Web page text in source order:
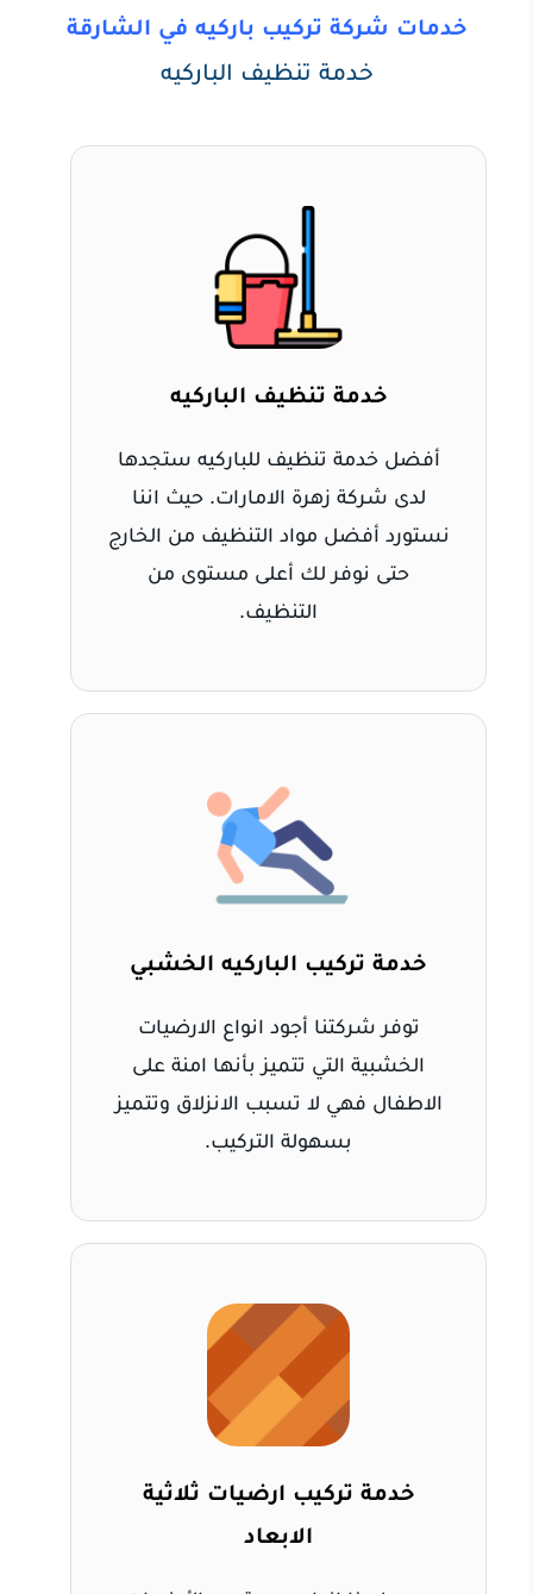
خدمات شركة تركيب باركيه في الشارقة
خدمة تنظيف الباركيه
خدمة تنظيف الباركيه
أفضل خدمة تنظيف للباركيه ستجدها
لدى شركة زهرة الامارات. حيث اننا
نستورد أفضل مواد التنظيف من الخارج
حتى نوفر لك أعلى مستوى من
التنظيف.
خدمة تركيب الباركيه الخشبي
توفر شركتنا أجود انواع الارضيات
الخشبية التي تتميز بأنها امنة على
الاطفال فهي لا تسبب الانزلاق وتتميز
بسهولة التركيب.
خدمة تركيب ارضيات ثلاثية
الابعاد